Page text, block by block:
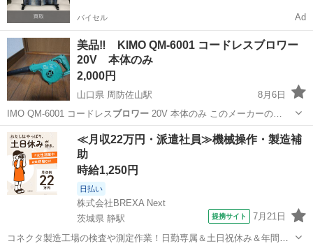
バイセル Ad
美品‼️ KIMO QM-6001 コードレスブロワー
20V 本体のみ
2,000円
山口県 周防佐山駅
8月6日
IMO QM-6001 コードレス ブロワー 20V 本体のみ このメーカーの…
山口 山口市 周防佐山駅 生活家電
≪月収22万円・派遣社員≫機械操作・製造補
助
時給1,250円
日払い
株式会社BREXA Next
茨城県 静駅
提携サイト 7月21日
コネクタ製造工場の検査や測定作業！日勤専属＆土日祝休み＆年間休